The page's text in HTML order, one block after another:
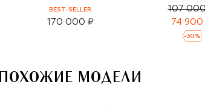
BEST-SELLER
170 000 ₽
107
74 900
-30 %
ПОХОЖИЕ МОДЕЛИ